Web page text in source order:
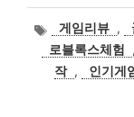
태
그
게임리뷰 ,
로블록스체험
,
작 , 인기게